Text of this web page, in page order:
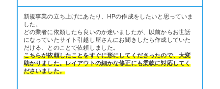
新規事業の立ち上げにあたり、HPの作成をしたいと思っていま
した。
どの業者に依頼したら良いのか迷いましたが、以前からお世話
になっていたサイト引越し屋さんにお聞きしたら作成していた
だける、とのことで依頼しました。
こちらが依頼したことをすぐに形にしてくださったので、大変
助かりました。レイアウトの細かな修正にも柔軟に対応してく
ださいました。